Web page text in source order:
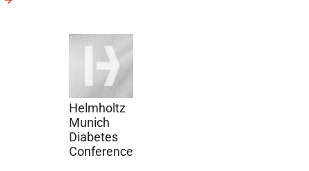
September
Helmholtz
Munich
Diabetes
Conference